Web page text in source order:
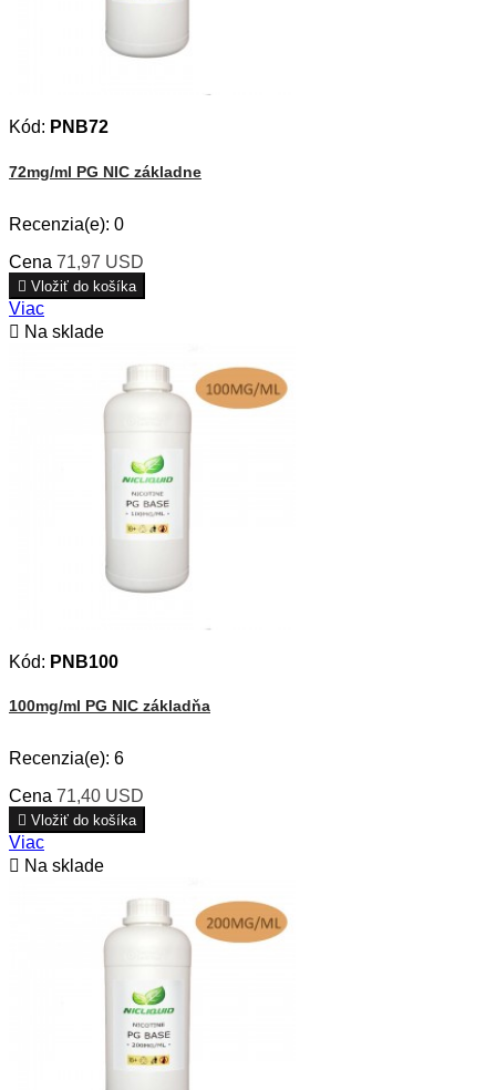
Kód: PNB72
72mg/ml PG NIC základne
Recenzia(e): 0
Cena 71,97 USD
 Vložiť do košíka
Viac
 Na sklade
Kód: PNB100
100mg/ml PG NIC základňa
Recenzia(e): 6
Cena 71,40 USD
 Vložiť do košíka
Viac
 Na sklade